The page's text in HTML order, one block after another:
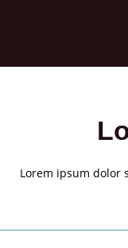
Lorem ipsum dolor